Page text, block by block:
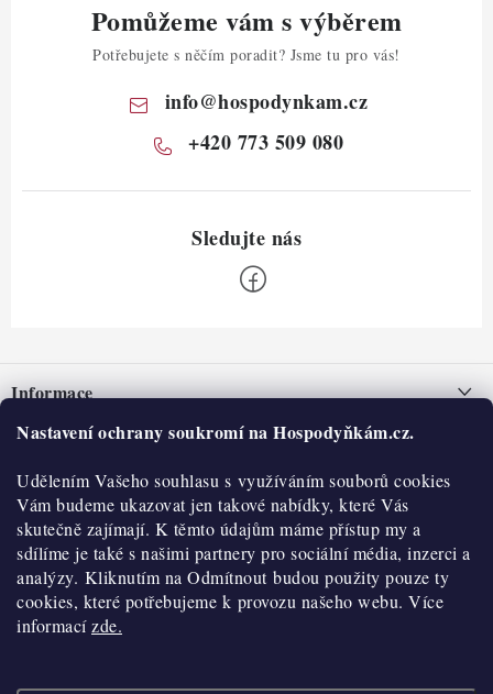
Nastavení ochrany soukromí na Hospodyňkám.cz.
Udělením Vašeho souhlasu s využíváním souborů cookies
Vám budeme ukazovat jen takové nabídky, které Vás
skutečně zajímají. K těmto údajům máme přístup my a
sdílíme je také s našimi partnery pro sociální média, inzerci a
analýzy. Kliknutím na Odmítnout budou použity pouze ty
cookies, které potřebujeme k provozu našeho webu. Více
informacízde.
Pomůžeme vám s výběrem
Potřebujete s něčím poradit? Jsme tu pro vás!
info@hospodynkam.cz
+420 773 509 080
pInformace
Nepřevzetí zásilky na dobírku
Obchodní podmínky
Hodnocení obchodu
Blog
Moje objednávka
O nás
Historie
Kontakty
O nákupu
Reklamace a vratky
Výdejní místa